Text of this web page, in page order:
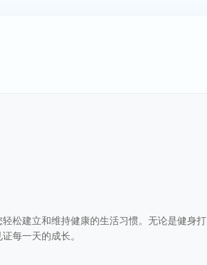
松建立和维持健康的生活习惯。无论是健身打
每一天的成长。